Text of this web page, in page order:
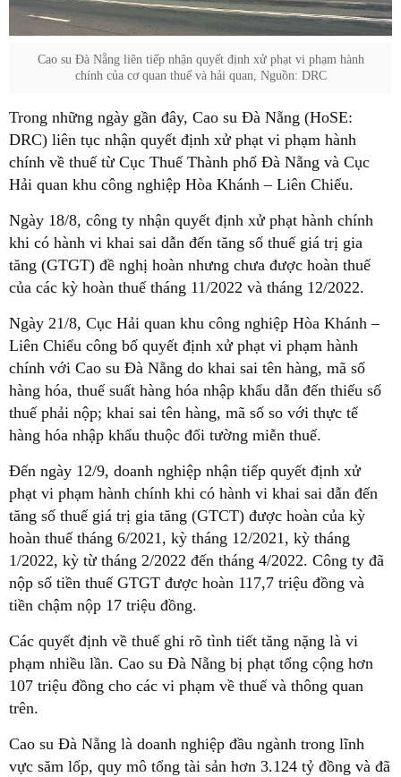
Cao su Đà Nẵng liên tiếp nhận quyết định xử phạt vi phạm hành
chính của cơ quan thuế và hải quan, Nguồn: DRC
Trong những ngày gần đây, Cao su Đà Nẵng (HoSE:
DRC) liên tục nhận quyết định xử phạt vi phạm hành
chính về thuế từ Cục Thuế Thành phố Đà Nẵng và Cục
Hải quan khu công nghiệp Hòa Khánh – Liên Chiểu.
Ngày 18/8, công ty nhận quyết định xử phạt hành chính
khi có hành vi khai sai dẫn đến tăng số thuế giá trị gia
tăng (GTGT) đề nghị hoàn nhưng chưa được hoàn thuế
của các kỳ hoàn thuế tháng 11/2022 và tháng 12/2022.
Ngày 21/8, Cục Hải quan khu công nghiệp Hòa Khánh –
Liên Chiểu công bố quyết định xử phạt vi phạm hành
chính với Cao su Đà Nẵng do khai sai tên hàng, mã số
hàng hóa, thuế suất hàng hóa nhập khẩu dẫn đến thiếu số
thuế phải nộp; khai sai tên hàng, mã số so với thực tế
hàng hóa nhập khẩu thuộc đối tường miễn thuế.
Đến ngày 12/9, doanh nghiệp nhận tiếp quyết định xử
phạt vi phạm hành chính khi có hành vi khai sai dẫn đến
tăng số thuế giá trị gia tăng (GTCT) được hoàn của kỳ
hoàn thuế tháng 6/2021, kỳ tháng 12/2021, kỳ tháng
1/2022, kỳ từ tháng 2/2022 đến tháng 4/2022. Công ty đã
nộp số tiền thuế GTGT được hoàn 117,7 triệu đồng và
tiền chậm nộp 17 triệu đồng.
Các quyết định về thuế ghi rõ tình tiết tăng nặng là vi
phạm nhiều lần. Cao su Đà Nẵng bị phạt tổng cộng hơn
107 triệu đồng cho các vi phạm về thuế và thông quan
trên.
Cao su Đà Nẵng là doanh nghiệp đầu ngành trong lĩnh
vực săm lốp, quy mô tổng tài sản hơn 3.124 tỷ đồng và đã